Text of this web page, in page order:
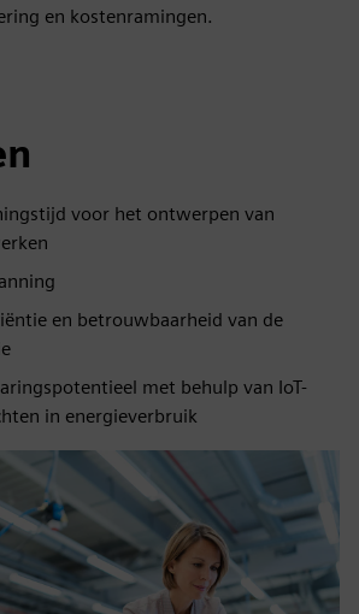
en kostenramingen.
voor het ontwerpen van
en betrouwbaarheid van de
met behulp van IoT-
in energieverbruik